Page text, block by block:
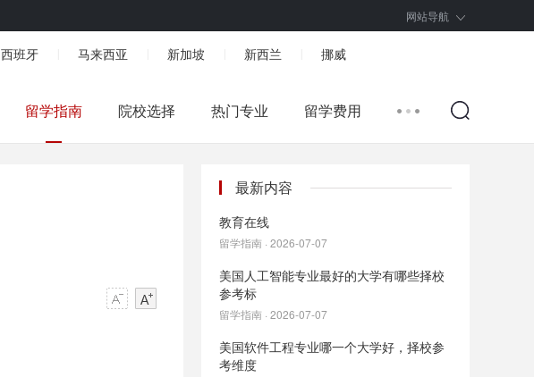
网站导航
西班牙 马来西亚 新加坡 新西兰 挪威
留学指南 院校选择 热门专业 留学费用
最新内容
教育在线
留学指南 · 2026-07-07
美国人工智能专业最好的大学有哪些择校
参考标
留学指南 · 2026-07-07
美国软件工程专业哪一个大学好，择校参
考维度